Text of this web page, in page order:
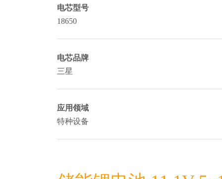
电芯型号
18650
电芯品牌
三星
应用领域
特种设备